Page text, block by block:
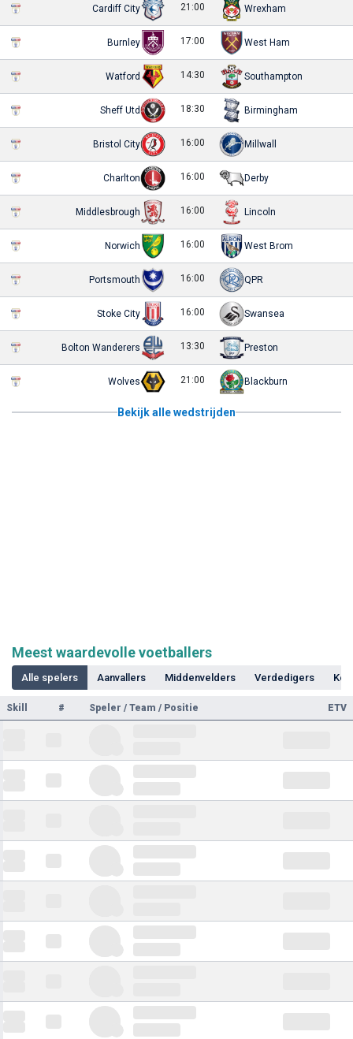
Cardiff City 21:00 Wrexham
Burnley 17:00 West Ham
Watford 14:30 Southampton
Sheff Utd 18:30 Birmingham
Bristol City 16:00 Millwall
Charlton 16:00 Derby
Middlesbrough 16:00 Lincoln
Norwich 16:00 West Brom
Portsmouth 16:00 QPR
Stoke City 16:00 Swansea
Bolton Wanderers 13:30 Preston
Wolves 21:00 Blackburn
Bekijk alle wedstrijden
Meest waardevolle voetballers
Alle spelers Aanvallers Middenvelders Verdedigers
Skill # Speler / Team / Positie ETV